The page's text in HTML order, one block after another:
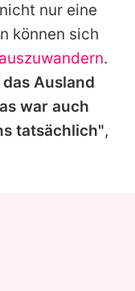
nur eine
können sich
.
Ausland
war auch
tatsächlich",